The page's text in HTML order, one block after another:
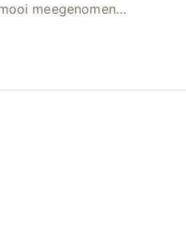
meegenomen…